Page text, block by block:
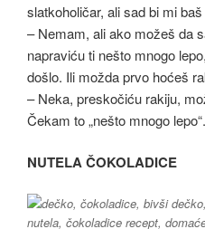
slatkoholičar, ali sad bi mi
– Nemam, ali ako možeš da
napraviću ti nešto mnogo
došlo. Ili možda prvo hoćeš
– Neka, preskočiću rakiju,
Čekam to „nešto mnogo lepo“.
NUTELA ČOKOLADICE